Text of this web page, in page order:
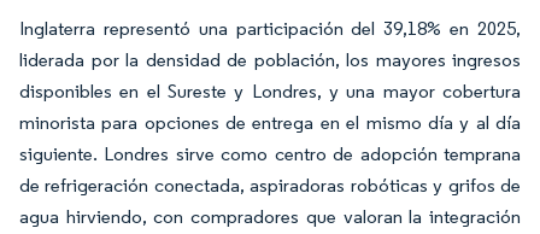
Inglaterra representó una participación del 39,18% en 2025,
liderada por la densidad de población, los mayores ingresos
disponibles en el Sureste y Londres, y una mayor cobertura
minorista para opciones de entrega en el mismo día y al día
siguiente. Londres sirve como centro de adopción temprana
de refrigeración conectada, aspiradoras robóticas y grifos de
agua hirviendo, con compradores que valoran la integración